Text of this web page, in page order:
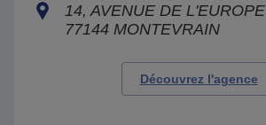
14, AVENUE DE L'EUROPE
77144 MONTEVRAIN
Découvrez l'agence